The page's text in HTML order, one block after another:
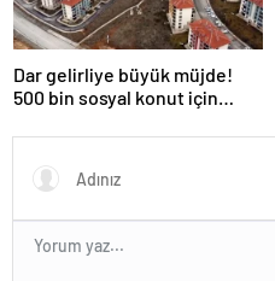
Dar gelirliye büyük müjde!
500 bin sosyal konut için